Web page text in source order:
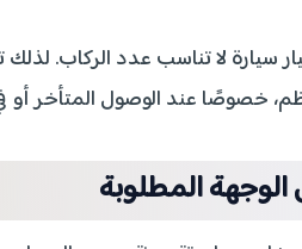
سيارة لا تناسب عدد الركاب.
خصوصًا عند الوصول المتأخر أو
المطلوبة